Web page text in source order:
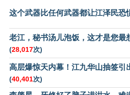
这个武器比任何武器都让江泽民恐
老江，秘书汤儿泡饭，这才是您最
(28,017次)
高层爆惊天内幕！江九华山抽签引
(40,401次)